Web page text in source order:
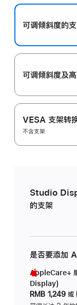
可调倾斜度的
可调倾斜度及
VESA 支架转
不含支架
Studio
的支架
是否要添加
AppleCare+
Display)
RMB 1,249 或